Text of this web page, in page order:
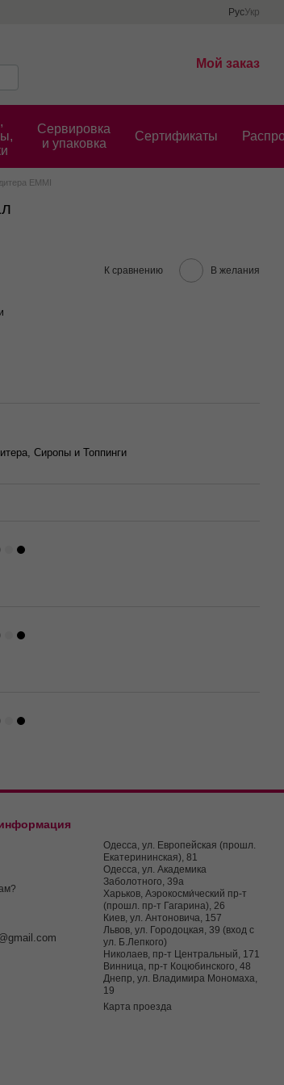
РусУкр
Мой заказ
Сервировка
и упаковка
Cертификаты
EMMI
К сравнению В желания
Сиропы и Топпинги
Одесса, ул. Европейская (прошл.
Екатерининская), 81
Одесса, ул. Академика
Заболотного, 39а
Харьков, Аэрокосми́ческий пр-т
(прошл. пр-т Гагарина), 26
Киев, ул. Антоновича, 157
Львов, ул. Городоцкая, 39 (вход с
ул. Б.Лепкого)
Николаев, пр-т Центральный, 171
Винница, пр-т Коцюбинского, 48
Днепр, ул. Владимира Мономаха,
19
Карта проезда